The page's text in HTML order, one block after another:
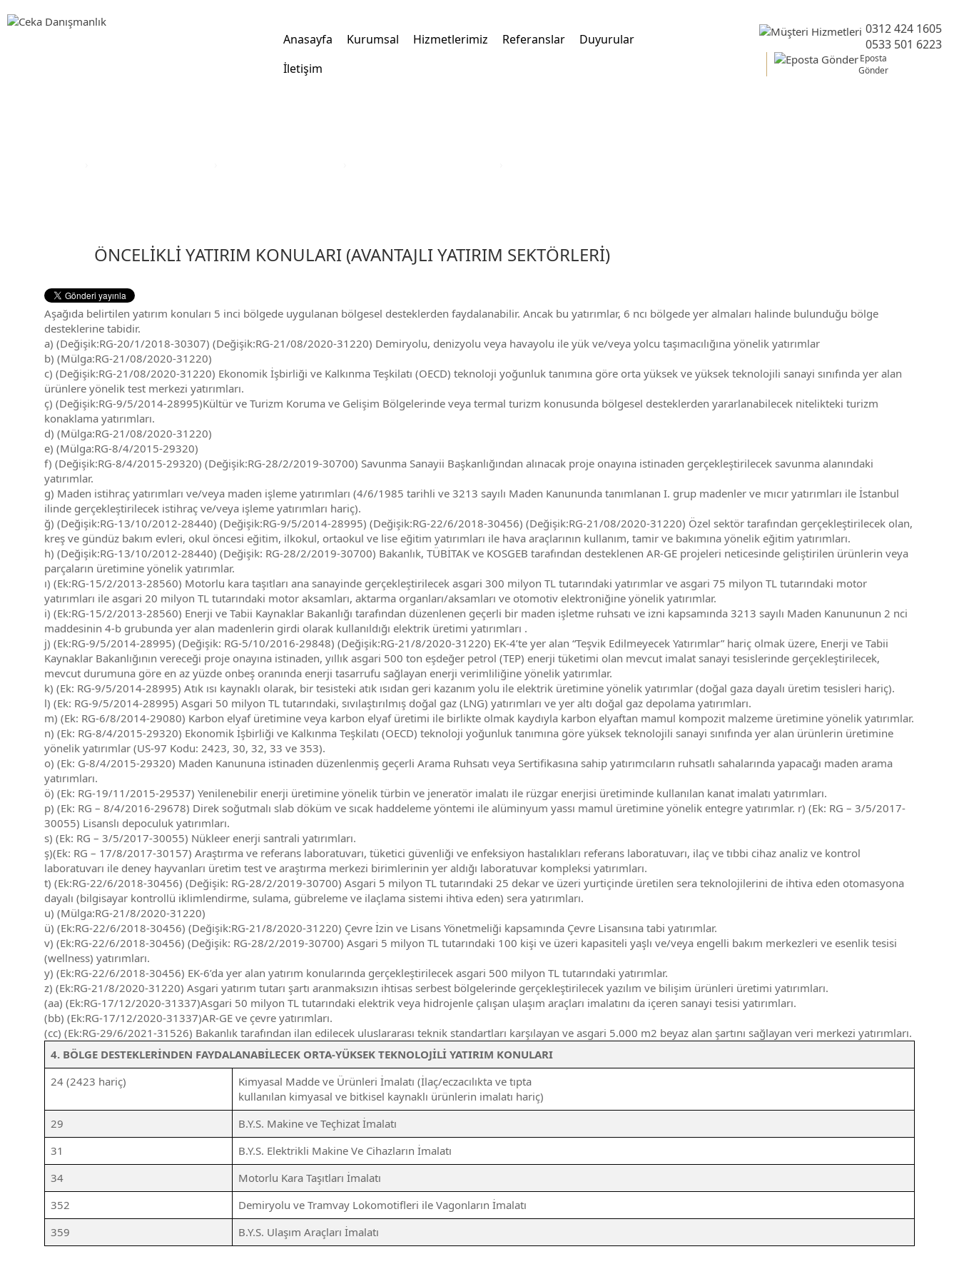
Anasayfa Kurumsal Hizmetlerimiz Referanslar
Duyurular
İletişim
0312 424 1605
0533 501 6223
Eposta
Gönder
ÖNCELİKLİ YATIRIM KONULARI (AVANTAJLI YATIRIM SEKTÖRLERİ)
Aşağıda belirtilen yatırım konuları 5 inci bölgede uygulanan bölgesel desteklerden faydalanabilir. Ancak bu yatırımlar, 6 ncı bölgede yer almaları halinde bulunduğu bölge
desteklerine tabidir.
a) (Değişik:RG-20/1/2018-30307) (Değişik:RG-21/08/2020-31220) Demiryolu, denizyolu veya havayolu ile yük ve/veya yolcu taşımacılığına yönelik yatırımlar
b) (Mülga:RG-21/08/2020-31220)
c) (Değişik:RG-21/08/2020-31220) Ekonomik İşbirliği ve Kalkınma Teşkilatı (OECD) teknoloji yoğunluk tanımına göre orta yüksek ve yüksek teknolojili sanayi sınıfında yer alan
ürünlere yönelik test merkezi yatırımları.
ç) (Değişik:RG-9/5/2014-28995)Kültür ve Turizm Koruma ve Gelişim Bölgelerinde veya termal turizm konusunda bölgesel desteklerden yararlanabilecek nitelikteki turizm
konaklama yatırımları.
d) (Mülga:RG-21/08/2020-31220)
e) (Mülga:RG-8/4/2015-29320)
f) (Değişik:RG-8/4/2015-29320) (Değişik:RG-28/2/2019-30700) Savunma Sanayii Başkanlığından alınacak proje onayına istinaden gerçekleştirilecek savunma alanındaki
yatırımlar.
g) Maden istihraç yatırımları ve/veya maden işleme yatırımları (4/6/1985 tarihli ve 3213 sayılı Maden Kanununda tanımlanan I. grup madenler ve mıcır yatırımları ile İstanbul
ilinde gerçekleştirilecek istihraç ve/veya işleme yatırımları hariç).
ğ) (Değişik:RG-13/10/2012-28440) (Değişik:RG-9/5/2014-28995) (Değişik:RG-22/6/2018-30456) (Değişik:RG-21/08/2020-31220) Özel sektör tarafından gerçekleştirilecek olan,
kreş ve gündüz bakım evleri, okul öncesi eğitim, ilkokul, ortaokul ve lise eğitim yatırımları ile hava araçlarının kullanım, tamir ve bakımına yönelik eğitim yatırımları.
h) (Değişik:RG-13/10/2012-28440) (Değişik: RG-28/2/2019-30700) Bakanlık, TÜBİTAK ve KOSGEB tarafından desteklenen AR-GE projeleri neticesinde geliştirilen ürünlerin veya
parçaların üretimine yönelik yatırımlar.
ı) (Ek:RG-15/2/2013-28560) Motorlu kara taşıtları ana sanayinde gerçekleştirilecek asgari 300 milyon TL tutarındaki yatırımlar ve asgari 75 milyon TL tutarındaki motor
yatırımları ile asgari 20 milyon TL tutarındaki motor aksamları, aktarma organları/aksamları ve otomotiv elektroniğine yönelik yatırımlar.
i) (Ek:RG-15/2/2013-28560) Enerji ve Tabii Kaynaklar Bakanlığı tarafından düzenlenen geçerli bir maden işletme ruhsatı ve izni kapsamında 3213 sayılı Maden Kanununun 2 nci
maddesinin 4-b grubunda yer alan madenlerin girdi olarak kullanıldığı elektrik üretimi yatırımları .
j) (Ek:RG-9/5/2014-28995) (Değişik: RG-5/10/2016-29848) (Değişik:RG-21/8/2020-31220) EK-4’te yer alan “Teşvik Edilmeyecek Yatırımlar” hariç olmak üzere, Enerji ve Tabii
Kaynaklar Bakanlığının vereceği proje onayına istinaden, yıllık asgari 500 ton eşdeğer petrol (TEP) enerji tüketimi olan mevcut imalat sanayi tesislerinde gerçekleştirilecek,
mevcut durumuna göre en az yüzde onbeş oranında enerji tasarrufu sağlayan enerji verimliliğine yönelik yatırımlar.
k) (Ek: RG-9/5/2014-28995) Atık ısı kaynaklı olarak, bir tesisteki atık ısıdan geri kazanım yolu ile elektrik üretimine yönelik yatırımlar (doğal gaza dayalı üretim tesisleri hariç).
l) (Ek: RG-9/5/2014-28995) Asgari 50 milyon TL tutarındaki, sıvılaştırılmış doğal gaz (LNG) yatırımları ve yer altı doğal gaz depolama yatırımları.
m) (Ek: RG-6/8/2014-29080) Karbon elyaf üretimine veya karbon elyaf üretimi ile birlikte olmak kaydıyla karbon elyaftan mamul kompozit malzeme üretimine yönelik yatırımlar.
n) (Ek: RG-8/4/2015-29320) Ekonomik İşbirliği ve Kalkınma Teşkilatı (OECD) teknoloji yoğunluk tanımına göre yüksek teknolojili sanayi sınıfında yer alan ürünlerin üretimine
yönelik yatırımlar (US-97 Kodu: 2423, 30, 32, 33 ve 353).
o) (Ek: G-8/4/2015-29320) Maden Kanununa istinaden düzenlenmiş geçerli Arama Ruhsatı veya Sertifikasına sahip yatırımcıların ruhsatlı sahalarında yapacağı maden arama
yatırımları.
ö) (Ek: RG-19/11/2015-29537) Yenilenebilir enerji üretimine yönelik türbin ve jeneratör imalatı ile rüzgar enerjisi üretiminde kullanılan kanat imalatı yatırımları.
p) (Ek: RG – 8/4/2016-29678) Direk soğutmalı slab döküm ve sıcak haddeleme yöntemi ile alüminyum yassı mamul üretimine yönelik entegre yatırımlar. r) (Ek: RG – 3/5/2017-
30055) Lisanslı depoculuk yatırımları.
s) (Ek: RG – 3/5/2017-30055) Nükleer enerji santrali yatırımları.
ş)(Ek: RG – 17/8/2017-30157) Araştırma ve referans laboratuvarı, tüketici güvenliği ve enfeksiyon hastalıkları referans laboratuvarı, ilaç ve tıbbi cihaz analiz ve kontrol
laboratuvarı ile deney hayvanları üretim test ve araştırma merkezi birimlerinin yer aldığı laboratuvar kompleksi yatırımları.
t) (Ek:RG-22/6/2018-30456) (Değişik: RG-28/2/2019-30700) Asgari 5 milyon TL tutarındaki 25 dekar ve üzeri yurtiçinde üretilen sera teknolojilerini de ihtiva eden otomasyona
dayalı (bilgisayar kontrollü iklimlendirme, sulama, gübreleme ve ilaçlama sistemi ihtiva eden) sera yatırımları.
u) (Mülga:RG-21/8/2020-31220)
ü) (Ek:RG-22/6/2018-30456) (Değişik:RG-21/8/2020-31220) Çevre İzin ve Lisans Yönetmeliği kapsamında Çevre Lisansına tabi yatırımlar.
v) (Ek:RG-22/6/2018-30456) (Değişik: RG-28/2/2019-30700) Asgari 5 milyon TL tutarındaki 100 kişi ve üzeri kapasiteli yaşlı ve/veya engelli bakım merkezleri ve esenlik tesisi
(wellness) yatırımları.
y) (Ek:RG-22/6/2018-30456) EK-6’da yer alan yatırım konularında gerçekleştirilecek asgari 500 milyon TL tutarındaki yatırımlar.
z) (Ek:RG-21/8/2020-31220) Asgari yatırım tutarı şartı aranmaksızın ihtisas serbest bölgelerinde gerçekleştirilecek yazılım ve bilişim ürünleri üretimi yatırımları.
(aa) (Ek:RG-17/12/2020-31337)Asgari 50 milyon TL tutarındaki elektrik veya hidrojenle çalışan ulaşım araçları imalatını da içeren sanayi tesisi yatırımları.
(bb) (Ek:RG-17/12/2020-31337)AR-GE ve çevre yatırımları.
(cc) (Ek:RG-29/6/2021-31526) Bakanlık tarafından ilan edilecek uluslararası teknik standartları karşılayan ve asgari 5.000 m2 beyaz alan şartını sağlayan veri merkezi yatırımları.
4. BÖLGE DESTEKLERİNDEN FAYDALANABİLECEK ORTA-YÜKSEK TEKNOLOJİLİ YATIRIM KONULARI
24 (2423 hariç)
Kimyasal Madde ve Ürünleri İmalatı (İlaç/eczacılıkta ve tıpta
kullanılan kimyasal ve bitkisel kaynaklı ürünlerin imalatı hariç)
29
B.Y.S. Makine ve Teçhizat İmalatı
31
B.Y.S. Elektrikli Makine Ve Cihazların İmalatı
34
Motorlu Kara Taşıtları İmalatı
352
Demiryolu ve Tramvay Lokomotifleri ile Vagonların İmalatı
359
B.Y.S. Ulaşım Araçları İmalatı